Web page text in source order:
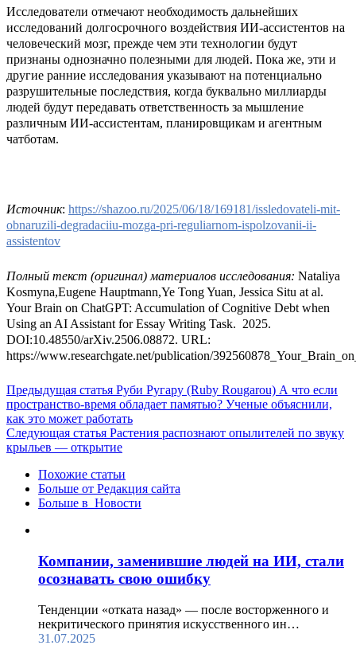
Исследователи отмечают необходимость дальнейших
исследований долгосрочного воздействия ИИ-ассистентов на
человеческий мозг, прежде чем эти технологии будут
признаны однозначно полезными для людей. Пока же, эти и
другие ранние исследования указывают на потенциально
разрушительные последствия, когда буквально миллиарды
людей будут передавать ответственность за мышление
различным ИИ-ассистентам, планировщикам и агентным
чатботам.
Источник: https://shazoo.ru/2025/06/18/169181/issledovateli-mit-
obnaruzili-degradaciiu-mozga-pri-reguliarnom-ispolzovanii-ii-
assistentov
Полный текст (оригинал) материалов исследования: Nataliya
Kosmyna,Eugene Hauptmann,Ye Tong Yuan, Jessica Situ at al.
Your Brain on ChatGPT: Accumulation of Cognitive Debt when
Using an AI Assistant for Essay Writing Task. 2025.
DOI:10.48550/arXiv.2506.08872. URL:
https://www.researchgate.net/publication/
Предыдущая статья Руби Ругару (Ruby Rougarou) А что если
пространство-время обладает памятью? Ученые объяснили,
как это может работать
Следующая статья Растения распознают опылителей по звуку
крыльев — открытие
Похожие статьи
Больше от Редакция cайта
Больше в Новости
Компании, заменившие людей на ИИ, стали
осознавать свою ошибку
Тенденции «отката назад» — после восторженного и
некритического принятия искусственного ин…
31.07.2025